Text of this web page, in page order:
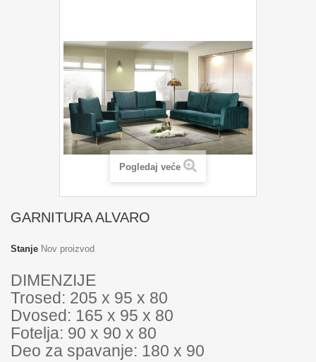
Pogledaj veće
GARNITURA ALVARO
Stanje Nov proizvod
DIMENZIJE
Trosed: 205 x 95 x 80
Dvosed: 165 x 95 x 80
Fotelja: 90 x 90 x 80
Deo za spavanje: 180 x 90